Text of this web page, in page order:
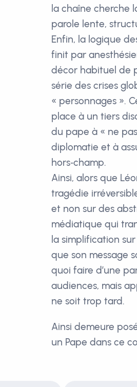
la chaîne cherche
parole lente,
Enfin, la logique
finit par
décor habituel de
série des crises
« personnages ».
place à un tiers
du pape à « ne
diplomatie et à
hors‑champ.
Ainsi, alors que
tragédie
et non sur des
médiatique qui
la simplification
que son message
quoi faire d’une
audiences, mais
ne soit trop tard.
Ainsi demeure
un Pape dans ce